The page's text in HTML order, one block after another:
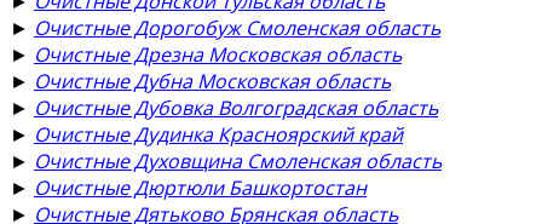
► Очистные Дорогобуж Смоленская область
► Очистные Дрезна Московская область
► Очистные Дубна Московская область
► Очистные Дубовка Волгоградская область
► Очистные Дудинка Красноярский край
► Очистные Духовщина Смоленская область
► Очистные Дюртюли Башкортостан
► Очистные Дятьково Брянская область